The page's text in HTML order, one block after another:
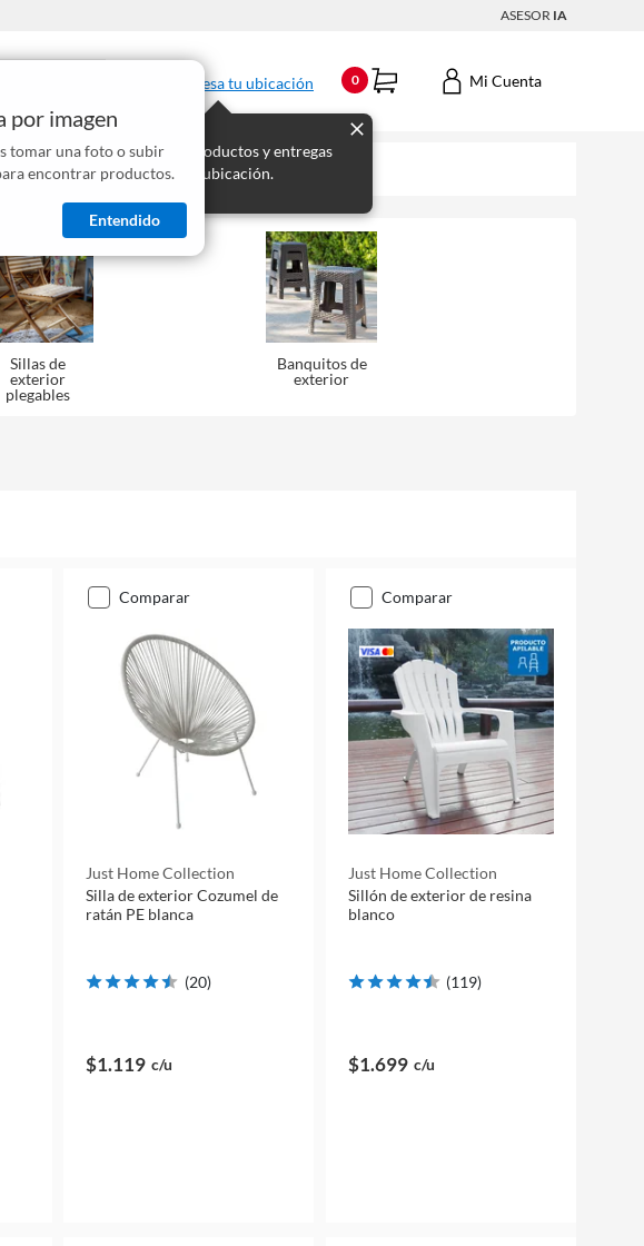
ASESOR IA
por imagen
tomar una foto o subir
encontrar productos.
Entendido
Ingresa tu ubicación
Mostraremos los productos y entregas
disponibles para tu ubicación.
0 Mi Cuenta
Sillas de
exterior
plegables
Banquitos de
exterior
comparar
Just Home Collection
Silla de exterior Cozumel de
ratán PE blanca
(20)
$1.119 c/u
comparar
Just Home Collection
Sillón de exterior de resina
blanco
(119)
$1.699 c/u